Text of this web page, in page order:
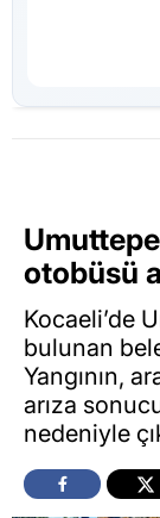
otobüsü
Kocaeli’de
bulunan
Yangının,
arıza
nedeniyle